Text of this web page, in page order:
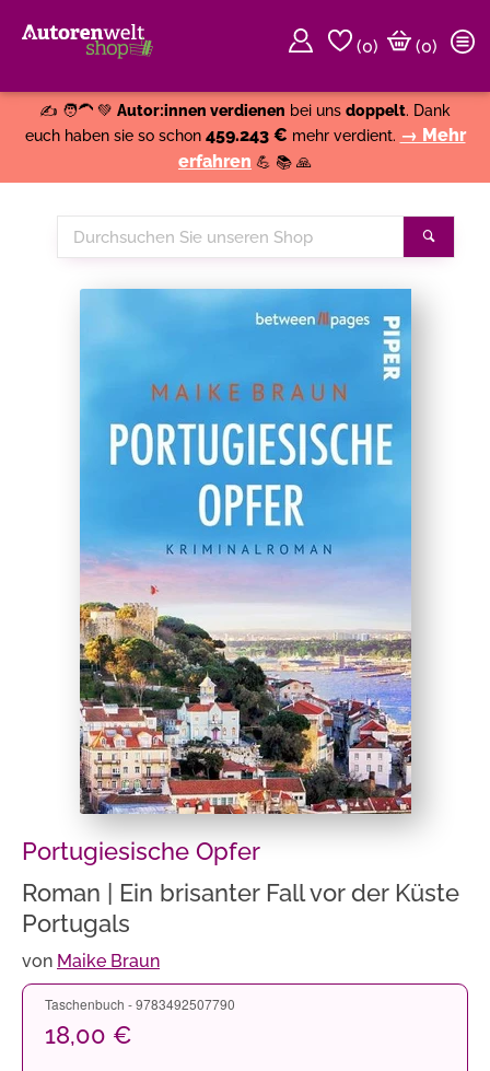
(0)
(0)
✍️ 🧑‍🦱 💚 Autor:innen verdienen bei uns doppelt. Dank
euch haben sie so schon 459.243 € mehr verdient. → Mehr
erfahren 💪 📚 🙏
Durchsuchen
Sie
Portugiesische Opfer
Roman | Ein brisanter Fall vor der Küste
Portugals
von Maike Braun
Taschenbuch - 9783492507790
18,00 €